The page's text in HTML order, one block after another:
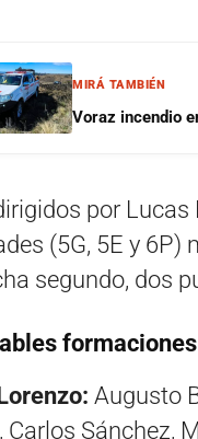
MIRÁ TAMBIÉN
Voraz incendio
por Lucas
(5G, 5E y
segundo, dos
formaciones
Augusto
Carlos Sánchez,